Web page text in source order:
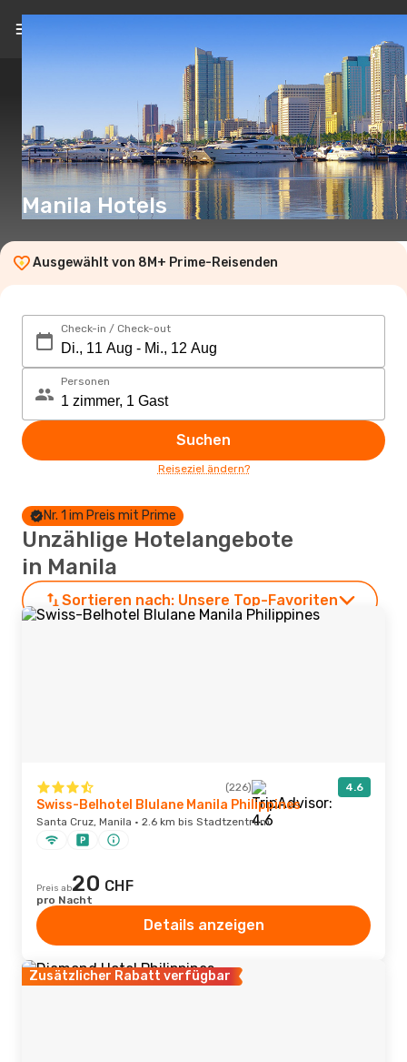
Manila Hotels
Ausgewählt von 8M+ Prime-Reisenden
Check-in / Check-out
Personen
Suchen
Reiseziel ändern?
Nr. 1 im Preis mit Prime
Unzählige Hotelangebote
in Manila
Sortieren nach: Unsere Top-Favoriten
(226) 4.6
Swiss-Belhotel Blulane Manila Philippines
Santa Cruz, Manila · 2.6 km bis Stadtzentrum
Preis ab20 CHF
pro Nacht
Details anzeigen
Zusätzlicher Rabatt verfügbar